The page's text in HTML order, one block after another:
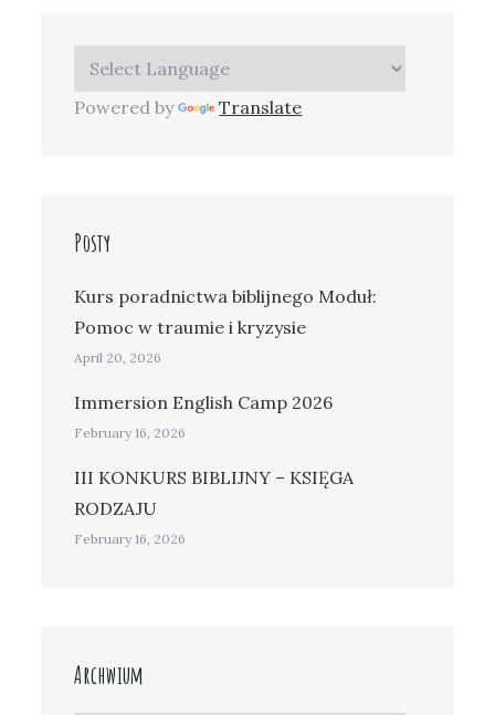
Powered by Translate
Posty
Kurs poradnictwa biblijnego Moduł:
Pomoc w traumie i kryzysie
April 20, 2026
Immersion English Camp 2026
February 16, 2026
III KONKURS BIBLIJNY – KSIĘGA
RODZAJU
February 16, 2026
Archwium